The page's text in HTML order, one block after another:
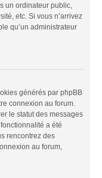
un ordinateur public,
etc. Si vous n’arrivez
qu’un administrateur
générés par phpBB
connexion au forum.
le statut des messages
a été
rencontrez des
au forum,